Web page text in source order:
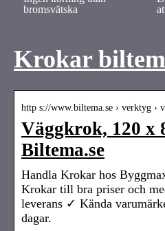
bromsvätska
Krokar
http s://www.biltema.se › verktyg ›
Väggkrok, 120 x
Biltema.se
Handla Krokar hos
Krokar till bra priser och
leverans ✓ Kända
dagar.